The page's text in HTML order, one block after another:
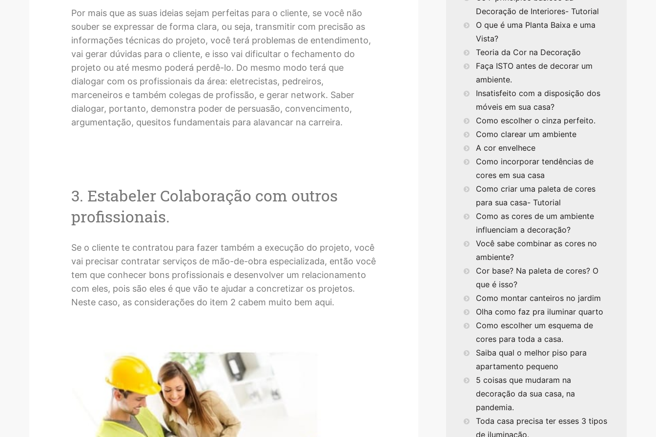
Por mais que as suas ideias sejam perfeitas para o cliente, se você não
souber se expressar de forma clara, ou seja, transmitir com precisão as
informações técnicas do projeto, você terá problemas de entendimento,
vai gerar dúvidas para o cliente, e isso vai dificultar o fechamento do
projeto ou até mesmo poderá perdê-lo. Do mesmo modo terá que
dialogar com os profissionais da área: eletrecistas, pedreiros,
marceneiros e também colegas de profissão, e gerar network. Saber
dialogar, portanto, demonstra poder de persuasão, convencimento,
argumentação, quesitos fundamentais para alavancar na carreira.
3. Estabeler Colaboração com outros
profissionais.
Se o cliente te contratou para fazer também a execução do projeto, você
vai precisar contratar serviços de mão-de-obra especializada, então você
tem que conhecer bons profissionais e desenvolver um relacionamento
com eles, pois são eles é que vão te ajudar a concretizar os projetos.
Neste caso, as considerações do item 2 cabem muito bem aqui.
Decoração de Interiores- Tutorial
O que é uma Planta Baixa e uma
Vista?
Teoria da Cor na Decoração
Faça ISTO antes de decorar um
ambiente.
Insatisfeito com a disposição dos
móveis em sua casa?
Como escolher o cinza perfeito.
Como clarear um ambiente
A cor envelhece
Como incorporar tendências de
cores em sua casa
Como criar uma paleta de cores
para sua casa- Tutorial
Como as cores de um ambiente
influenciam a decoração?
Você sabe combinar as cores no
ambiente?
Cor base? Na paleta de cores? O
que é isso?
Como montar canteiros no jardim
Olha como faz pra iluminar quarto
Como escolher um esquema de
cores para toda a casa.
Saiba qual o melhor piso para
apartamento pequeno
5 coisas que mudaram na
decoração da sua casa, na
pandemia.
Toda casa precisa ter esses 3 tipos
de iluminação.